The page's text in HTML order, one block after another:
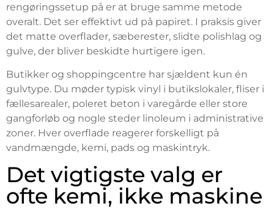
rengøringssetup på er at bruge samme metode
overalt. Det ser effektivt ud på papiret. I praksis giver
det matte overflader, sæberester, slidte polishlag og
gulve, der bliver beskidte hurtigere igen.
Butikker og shoppingcentre har sjældent kun én
gulvtype. Du møder typisk vinyl i butikslokaler, fliser i
fællesarealer, poleret beton i varegårde eller store
gangforløb og nogle steder linoleum i administrative
zoner. Hver overflade reagerer forskelligt på
vandmængde, kemi, pads og maskintryk.
Det vigtigste valg er
ofte kemi, ikke maskine